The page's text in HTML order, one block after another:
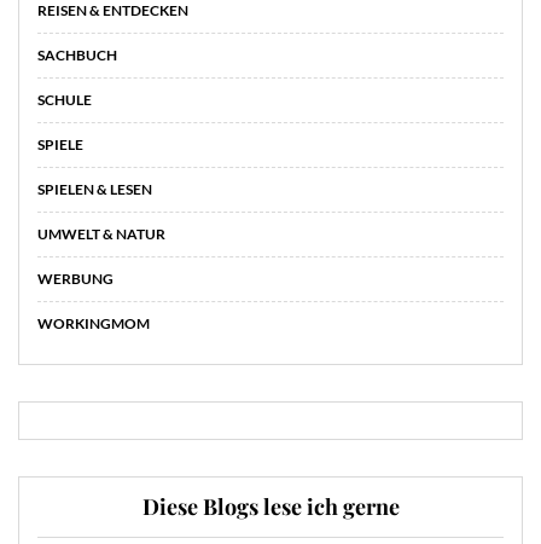
REISEN & ENTDECKEN
SACHBUCH
SCHULE
SPIELE
SPIELEN & LESEN
UMWELT & NATUR
WERBUNG
WORKINGMOM
Diese Blogs lese ich gerne